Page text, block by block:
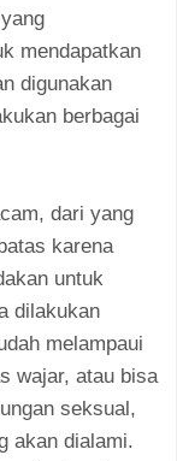
mendapatkan
digunakan
berbagai
dari yang
karena
untuk
dilakukan
melampaui
wajar, atau bisa
seksual,
akan dialami.